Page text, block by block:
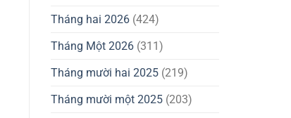
Tháng hai 2026 (424)
Tháng Một 2026 (311)
Tháng mười hai 2025 (219)
Tháng mười một 2025 (203)